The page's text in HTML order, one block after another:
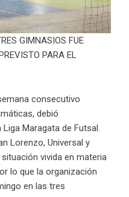
GIMNASIOS FUE
PARA EL
consecutivo
debió
Maragata de Futsal.
Lorenzo, Universal y
vivida en materia
lo que la organización
en las tres